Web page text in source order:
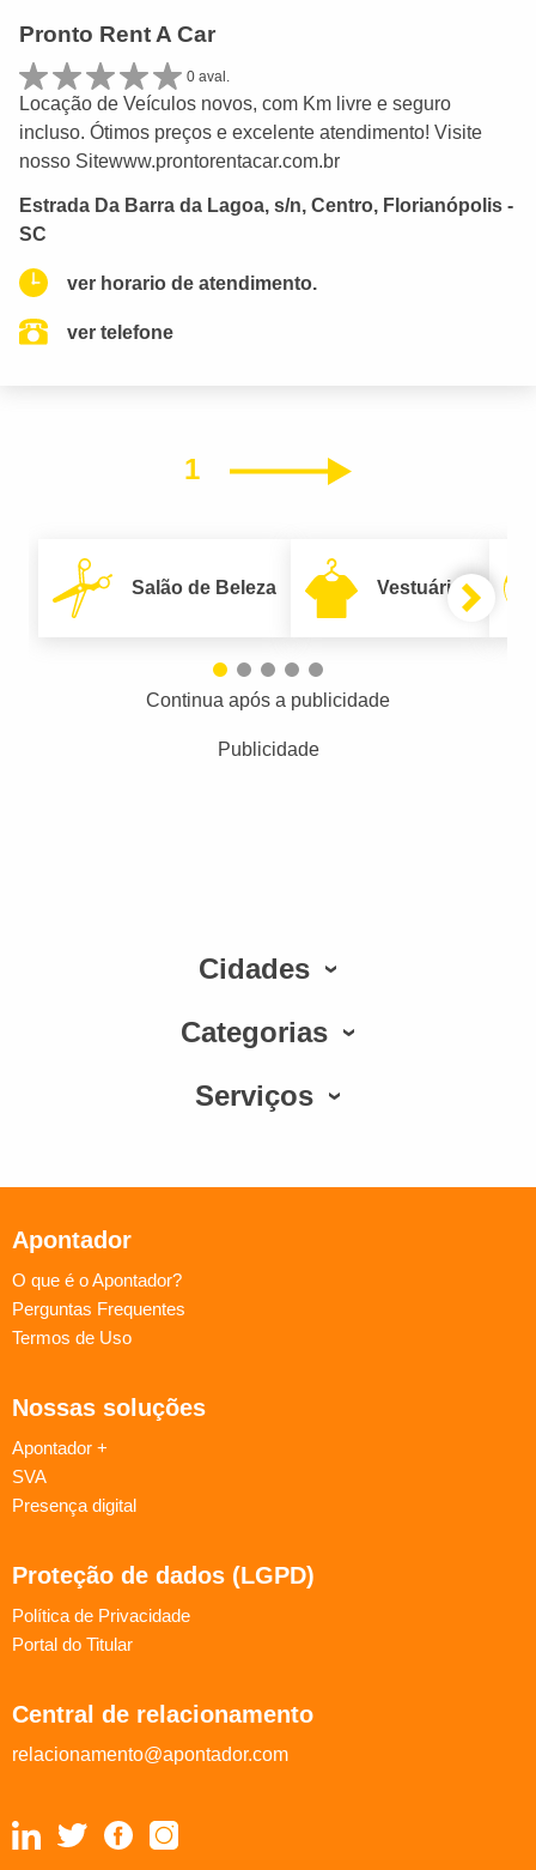
Pronto Rent A Car
0 aval.
Locação de Veículos novos, com Km livre e seguro
incluso. Ótimos preços e excelente atendimento! Visite
nosso Sitewww.prontorentacar.com.br
Estrada Da Barra da Lagoa, s/n, Centro, Florianópolis -
SC
ver horario de atendimento.
ver telefone
1 Próximo
Salão de Beleza Vestuário
Continua após a publicidade
Publicidade
Cidades
Categorias
Serviços
Apontador
O que é o Apontador?
Perguntas Frequentes
Termos de Uso
Nossas soluções
Apontador +
SVA
Presença digital
Proteção de dados (LGPD)
Política de Privacidade
Portal do Titular
Central de relacionamento
relacionamento@apontador.com